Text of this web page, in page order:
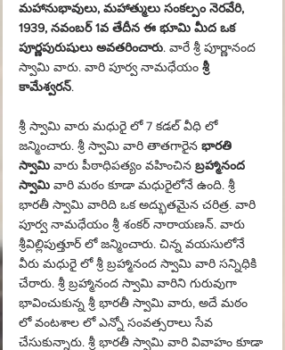
మహానుభావులు, మహాత్ములు సంకల్పం నెరవేరి,
1939, నవంబర్ 1వ తేదీన ఈ భూమి మీద ఒక
పూర్ణపురుషులు అవతరించారు. వారే శ్రీ పూర్ణానంద
స్వామి వారు. వారి పూర్వ నామధేయం శ్రీ
కామేశ్వరన్.
శ్రీ స్వామి వారు మధురై లో 7 కడల్ వీధి లో
జన్మించారు. శ్రీ స్వామి వారి తాతగారైన భారతి
స్వామి వారు పీఠాధిపత్యం వహించిన బ్రహ్మానంద
స్వామి వారి మఠం కూడా మధురైలోనే ఉంది. శ్రీ
భారతీ స్వామి వారిది ఒక అద్భుతమైన చరిత్ర. వారి
పూర్వ నామధేయం శ్రీ శంకర్ నారాయణన్. వారు
శ్రీవిల్లిపుత్తూర్ లో జన్మించారు. చిన్న వయసులోనే
వీరు మధురై లో శ్రీ బ్రహ్మానంద స్వామి వారి సన్నిధికి
చేరారు. శ్రీ బ్రహ్మానంద స్వామి వారిని గురువుగా
భావించుకున్న శ్రీ భారతీ స్వామి వారు, అదే మఠం
లో వంటశాల లో ఎన్నో సంవత్సరాలు సేవ
చేసుకున్నారు. శ్రీ భారతీ స్వామి వారి వివాహం కూడా